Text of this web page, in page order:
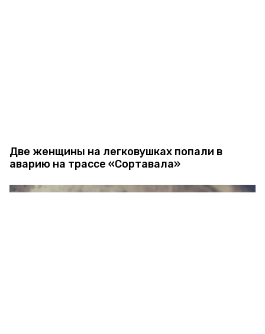
Две женщины на легковушках попали в
аварию на трассе «Сортавала»